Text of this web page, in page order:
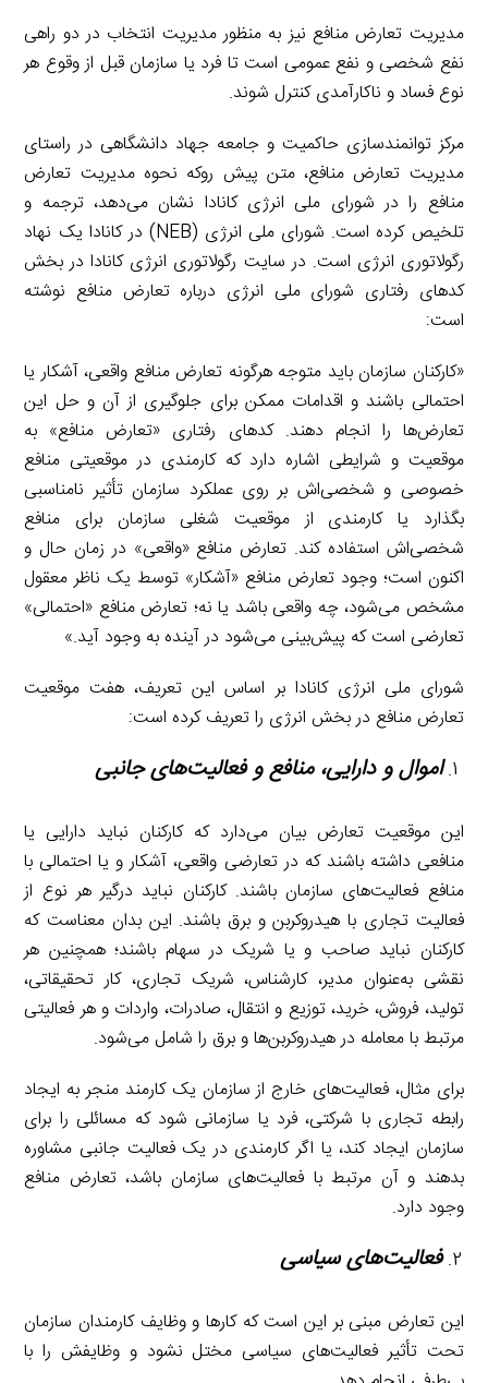
مدیریت تعارض منافع نیز به منظور مدیریت انتخاب در دو راهی
نفع شخصی و نفع عمومی است تا فرد یا سازمان قبل از وقوع هر
نوع فساد و ناکارآمدی کنترل شوند.
مرکز توانمندسازی حاکمیت و جامعه جهاد دانشگاهی در راستای
مدیریت تعارض منافع، متن پیش روکه نحوه مدیریت تعارض
منافع را در شورای ملی انرژی کانادا نشان می‌دهد، ترجمه و
تلخیص کرده است. شورای ملی انرژی (NEB) در کانادا یک نهاد
رگولاتوری انرژی است. در سایت رگولاتوری انرژی کانادا در بخش
کدهای رفتاری شورای ملی انرژی درباره تعارض منافع نوشته
است:
«کارکنان سازمان باید متوجه هرگونه تعارض منافع واقعی، آشکار یا
احتمالی باشند و اقدامات ممکن برای جلوگیری از آن و حل این
تعارض‌ها را انجام دهند. کدهای رفتاری «تعارض منافع» به
موقعیت و شرایطی اشاره دارد که کارمندی در موقعیتی منافع
خصوصی و شخصی‌اش بر روی عملکرد سازمان تأثیر نامناسبی
بگذارد یا کارمندی از موقعیت شغلی سازمان برای منافع
شخصی‌اش استفاده کند. تعارض منافع «واقعی» در زمان حال و
اکنون است؛ وجود تعارض منافع «آشکار» توسط یک ناظر معقول
مشخص می‌شود، چه واقعی باشد یا نه؛ تعارض منافع «احتمالی»
تعارضی است که پیش‌بینی می‌شود در آینده به وجود آید.»
شورای ملی انرژی کانادا بر اساس این تعریف، هفت موقعیت
تعارض منافع در بخش انرژی را تعریف کرده‌ است:
اموال و دارایی، منافع و فعالیت‌های جانبی
این موقعیت تعارض بیان می‌دارد که کارکنان نباید دارایی یا
منافعی داشته باشند که در تعارضی واقعی، آشکار و یا احتمالی با
منافع فعالیت‌های سازمان باشند. کارکنان نباید درگیر هر نوع از
فعالیت تجاری با هیدروکربن و برق باشند. این بدان معناست که
کارکنان نباید صاحب و یا شریک در سهام باشند؛ همچنین هر
نقشی به‌عنوان مدیر، کارشناس، شریک تجاری، کار تحقیقاتی،
تولید، فروش، خرید، توزیع و انتقال، صادرات، واردات و هر فعالیتی
مرتبط با معامله در هیدروکربن‌ها و برق را شامل می‌شود.
برای مثال، فعالیت‌های خارج از سازمان یک کارمند منجر به ایجاد
رابطه تجاری با شرکتی، فرد یا سازمانی شود که مسائلی را برای
سازمان ایجاد کند، یا اگر کارمندی در یک فعالیت جانبی مشاوره
بدهند و آن مرتبط با فعالیت‌های سازمان باشد، تعارض منافع
وجود دارد.
فعالیت‌های سیاسی
این تعارض مبنی بر این است که کارها و وظایف کارمندان سازمان
تحت تأثیر فعالیت‌های سیاسی مختل نشود و وظایفش را با